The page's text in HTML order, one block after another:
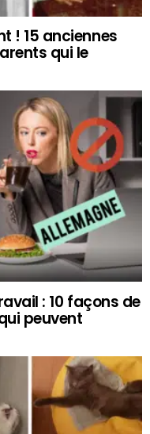
! 15 anciennes
qui le
: 10 façons de
peuvent